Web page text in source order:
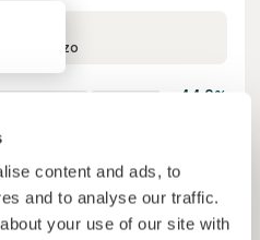
content and ads, to
and to analyse our traffic.
your use of our site with
plazo
44,9%
50000000